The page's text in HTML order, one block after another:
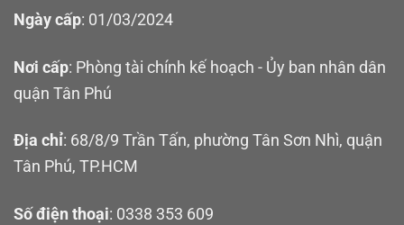
Ngày cấp: 01/03/2024
Nơi cấp: Phòng tài chính kế hoạch - Ủy ban nhân dân
quận Tân Phú
Địa chỉ: 68/8/9 Trần Tấn, phường Tân Sơn Nhì, quận
Tân Phú, TP.HCM
Số điện thoại: 0338 353 609